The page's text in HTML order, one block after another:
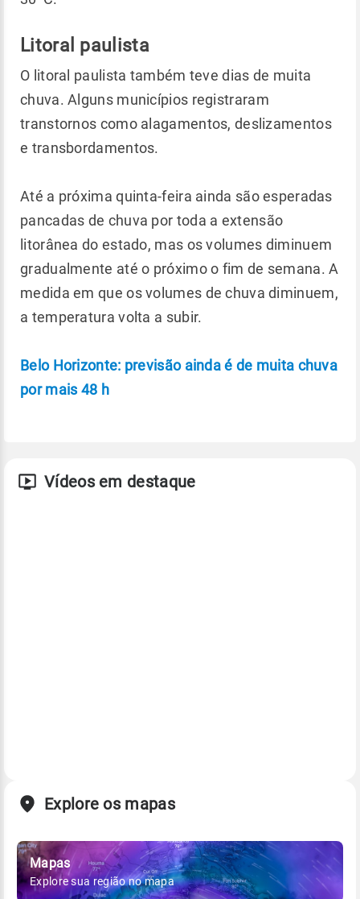
Litoral paulista
O litoral paulista também teve dias de muita
chuva. Alguns municípios registraram
transtornos como alagamentos, deslizamentos
e transbordamentos.
Até a próxima quinta-feira ainda são esperadas
pancadas de chuva por toda a extensão
litorânea do estado, mas os volumes diminuem
gradualmente até o próximo o fim de semana. A
medida em que os volumes de chuva diminuem,
a temperatura volta a subir.
Belo Horizonte: previsão ainda é de muita chuva
por mais 48 h
Vídeos em destaque
Explore os mapas
Mapas
Explore sua região no mapa